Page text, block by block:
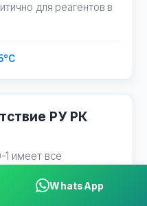
WhatsApp
для реагентов в
РУ РК
1 имеет все
в гос. учреждениях